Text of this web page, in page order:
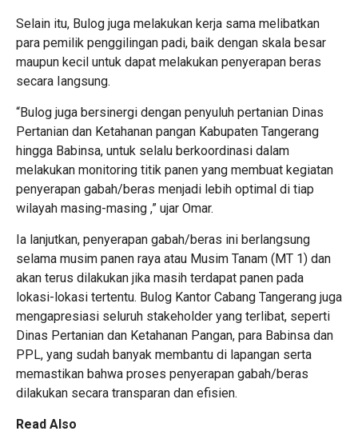
Selain itu, Bulog juga melakukan kerja sama melibatkan
para pemilik penggilingan padi, baik dengan skala besar
maupun kecil untuk dapat melakukan penyerapan beras
secara Iangsung.
“Bulog juga bersinergi dengan penyuluh pertanian Dinas
Pertanian dan Ketahanan pangan Kabupaten Tangerang
hingga Babinsa, untuk selalu berkoordinasi dalam
melakukan monitoring titik panen yang membuat kegiatan
penyerapan gabah/beras menjadi lebih optimal di tiap
wilayah masing-masing ,” ujar Omar.
Ia lanjutkan, penyerapan gabah/beras ini berlangsung
selama musim panen raya atau Musim Tanam (MT 1) dan
akan terus dilakukan jika masih terdapat panen pada
lokasi-lokasi tertentu. Bulog Kantor Cabang Tangerang juga
mengapresiasi seluruh stakeholder yang terlibat, seperti
Dinas Pertanian dan Ketahanan Pangan, para Babinsa dan
PPL, yang sudah banyak membantu di lapangan serta
memastikan bahwa proses penyerapan gabah/beras
dilakukan secara transparan dan efisien.
Read Also